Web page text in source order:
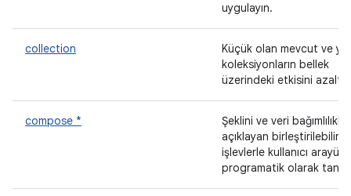
uygulayın.
collection
Küçük olan mevcut ve
koleksiyonların bellek
üzerindeki etkisini azaltır.
compose *
Şeklini ve veri
açıklayan birleştirilebilir
işlevlerle kullanıcı
programatik olarak